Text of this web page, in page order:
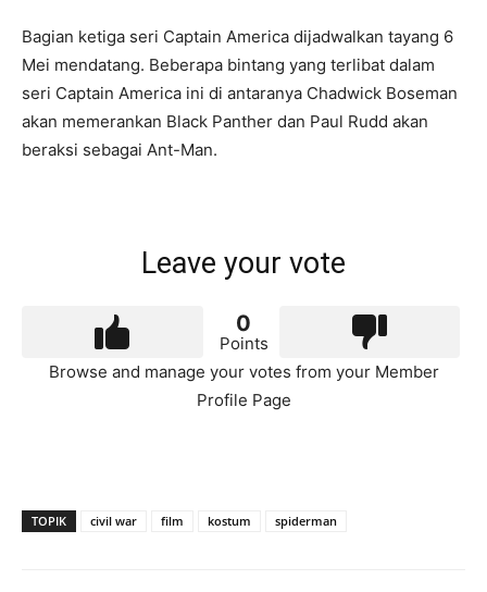
Bagian ketiga seri Captain America dijadwalkan tayang 6
Mei mendatang. Beberapa bintang yang terlibat dalam
seri Captain America ini di antaranya Chadwick Boseman
akan memerankan Black Panther dan Paul Rudd akan
beraksi sebagai Ant-Man.
Leave your vote
0
Points
Browse and manage your votes from your Member
Profile Page
TOPIK civil war film kostum spiderman